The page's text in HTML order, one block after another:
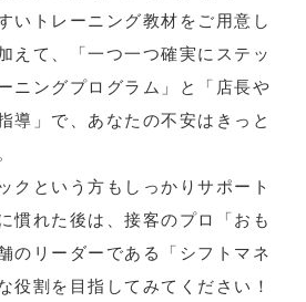
いトレーニング教材をご用意し
えて、「一つ一つ確実にステッ
ニングプログラム」と「店長や
導」で、あなたの不安はきっと
クという方もしっかりサポート
慣れた後は、接客のプロ「おも
のリーダーである「シフトマネ
役割を目指してみてください！